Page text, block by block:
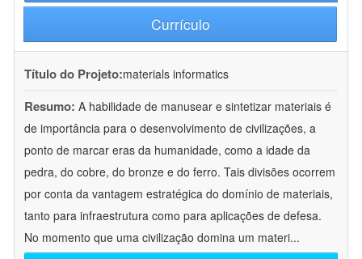
Currículo
Título do Projeto:materials informatics
Resumo: A habilidade de manusear e sintetizar materiais é
de importância para o desenvolvimento de civilizações, a
ponto de marcar eras da humanidade, como a idade da
pedra, do cobre, do bronze e do ferro. Tais divisões ocorrem
por conta da vantagem estratégica do domínio de materiais,
tanto para infraestrutura como para aplicações de defesa.
No momento que uma civilização domina um materi...